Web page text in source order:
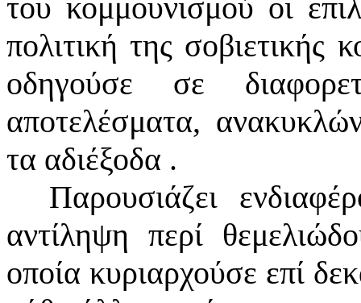
του κομμουνισμού οι
πολιτική της σοβιετικής
οδηγούσε σε
αποτελέσματα,
τα αδιέξοδα .
Παρουσιάζει
αντίληψη περί
οποία κυριαρχούσε επί